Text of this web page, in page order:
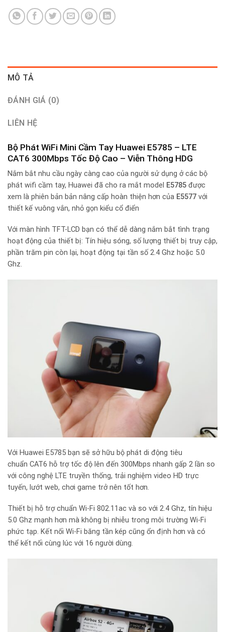
MÔ TẢ
ĐÁNH GIÁ (0)
LIÊN HỆ
Bộ Phát WiFi Mini Cầm Tay Huawei E5785 – LTE
CAT6 300Mbps Tốc Độ Cao – Viễn Thông HDG
Nắm bắt nhu cầu ngày càng cao của người sử dụng ở các bộ
phát wifi cầm tay, Huawei đã cho ra mắt model E5785 được
xem là phiên bản bản nâng cấp hoàn thiện hơn của E5577 với
thiết kế vuông vắn, nhỏ gọn kiểu cổ điển
Với màn hình TFT-LCD bạn có thể dễ dàng nắm bắt tình trạng
hoạt động của thiết bị: Tín hiệu sóng, số lượng thiết bị truy cập,
phần trăm pin còn lại, hoạt động tại tần số 2.4 Ghz hoặc 5.0
Ghz.
Với Huawei E5785 bạn sẽ sở hữu bộ phát di động tiêu
chuẩn CAT6 hỗ trợ tốc độ lên đến 300Mbps nhanh gấp 2 lần so
với công nghệ LTE truyền thống, trải nghiệm video HD trực
tuyến, lướt web, chơi game trở nên tốt hơn.
Thiết bị hỗ trợ chuẩn Wi-Fi 802.11ac và so với 2.4 Ghz, tín hiệu
5.0 Ghz mạnh hơn mà không bị nhiễu trong môi trường Wi-Fi
phức tạp. Kết nối Wi-Fi băng tần kép cũng ổn định hơn và có
thể kết nối cùng lúc với 16 người dùng.